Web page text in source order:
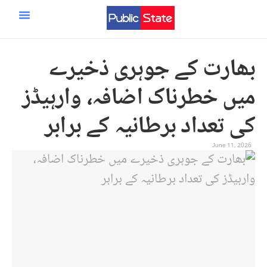
بھارت کے جوہری ذخیرے
میں خطرناک اضافہ، وارہیڈز
کی تعداد برطانیہ کے برابر
June 11, 2026